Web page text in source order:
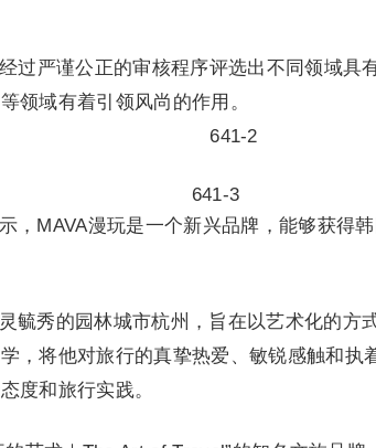
过严谨公正的审核程序评选出不同领域具
领域有着引领风尚的作用。
，MAVA漫玩是一个新兴品牌，能够获得
毓秀的园林城市杭州，旨在以艺术化的方
，将他对旅行的真挚热爱、敏锐感触和执
度和旅行实践。